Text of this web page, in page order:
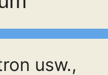
usw.,